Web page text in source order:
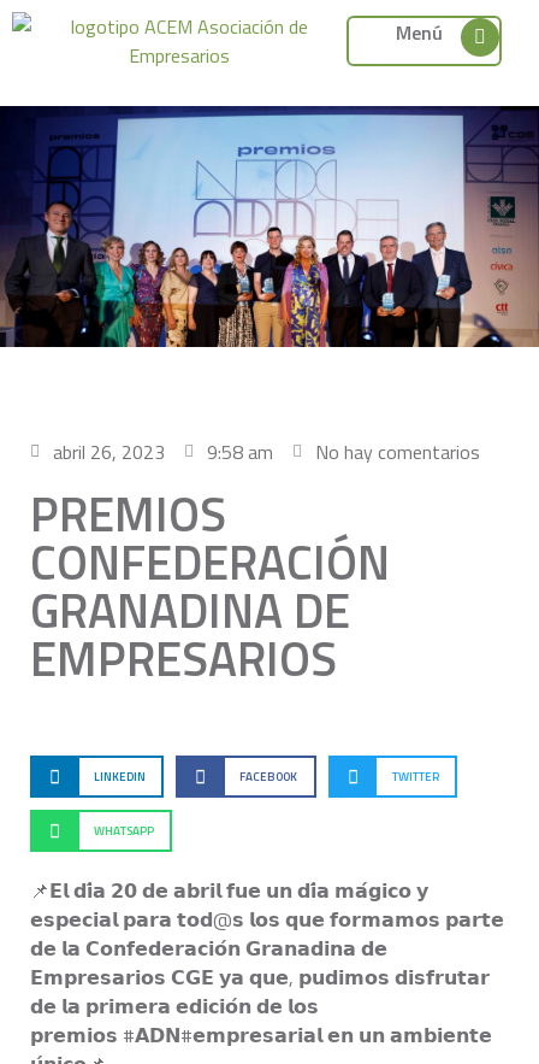
Menú
abril 26, 2023 9:58 am No hay comentarios
PREMIOS
CONFEDERACIÓN
GRANADINA DE
EMPRESARIOS
LINKEDIN FACEBOOK TWITTER
WHATSAPP
📌𝗘𝗹 𝗱𝗶́𝗮 𝟮𝟬 𝗱𝗲 𝗮𝗯𝗿𝗶𝗹 𝗳𝘂𝗲 𝘂𝗻 𝗱𝗶́𝗮 𝗺𝗮́𝗴𝗶𝗰𝗼 𝘆
𝗲𝘀𝗽𝗲𝗰𝗶𝗮𝗹 𝗽𝗮𝗿𝗮 𝘁𝗼𝗱@𝘀 𝗹𝗼𝘀 𝗾𝘂𝗲 𝗳𝗼𝗿𝗺𝗮𝗺𝗼𝘀 𝗽𝗮𝗿𝘁𝗲
𝗱𝗲 𝗹𝗮 𝗖𝗼𝗻𝗳𝗲𝗱𝗲𝗿𝗮𝗰𝗶𝗼́𝗻 𝗚𝗿𝗮𝗻𝗮𝗱𝗶𝗻𝗮 𝗱𝗲
𝗘𝗺𝗽𝗿𝗲𝘀𝗮𝗿𝗶𝗼𝘀 𝗖𝗚𝗘 𝘆𝗮 𝗾𝘂𝗲, 𝗽𝘂𝗱𝗶𝗺𝗼𝘀 𝗱𝗶𝘀𝗳𝗿𝘂𝘁𝗮𝗿
𝗱𝗲 𝗹𝗮 𝗽𝗿𝗶𝗺𝗲𝗿𝗮 𝗲𝗱𝗶𝗰𝗶𝗼́𝗻 𝗱𝗲 𝗹𝗼𝘀
𝗽𝗿𝗲𝗺𝗶𝗼𝘀 #𝗔𝗗𝗡#𝗲𝗺𝗽𝗿𝗲𝘀𝗮𝗿𝗶𝗮𝗹 𝗲𝗻 𝘂𝗻 𝗮𝗺𝗯𝗶𝗲𝗻𝘁𝗲